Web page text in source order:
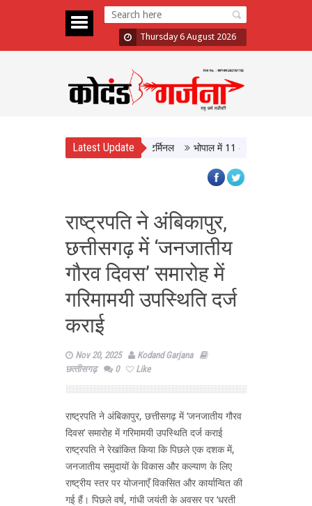
Thursday 6 August 2026
Latest Update
आधुनिक सुविधाओं से लैस होगा बस टर्मिनल भोपाल में 11 अगस्त को होगी मध्यप्रदेश
राष्ट्रपति ने अंबिकापुर,
छत्तीसगढ़ में ‘जनजातीय
गौरव दिवस’ समारोह में
गरिमामयी उपस्थिति दर्ज
कराई
Nov 20, 2025
Kodand Garjana
छत्‍तीसगढ़
0 Like
राष्ट्रपति ने अंबिकापुर, छत्तीसगढ़ में ‘जनजातीय गौरव
दिवस’ समारोह में गरिमामयी उपस्थिति दर्ज कराई
राष्ट्रपति ने रेखांकित किया कि पिछले एक दशक में,
जनजातीय समुदायों के विकास और कल्याण के लिए
राष्ट्रीय स्तर पर योजनाएँ विकसित और कार्यान्वित की
गई हैं। पिछले वर्ष, गांधी जयंती के अवसर पर ‘धरती